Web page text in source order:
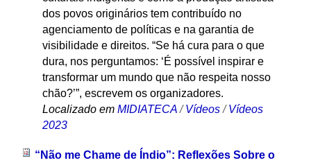
dos povos originários tem contribuído no
agenciamento de políticas e na garantia de
visibilidade e direitos. “Se há cura para o que
dura, nos perguntamos: ‘É possível inspirar e
transformar um mundo que não respeita nosso
chão?’”, escrevem os organizadores.
Localizado em MIDIATECA /Vídeos /Vídeos
2023
“Não me Chame de Índio”: Reflexões Sobre o